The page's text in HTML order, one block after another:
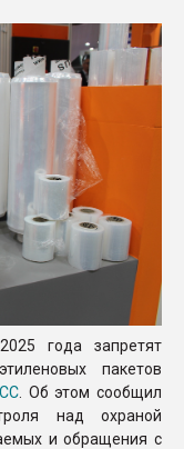
ПЕРЕЙТИ НА
года запретят
пакетов
. Об этом сообщил
над охраной
и обращения с